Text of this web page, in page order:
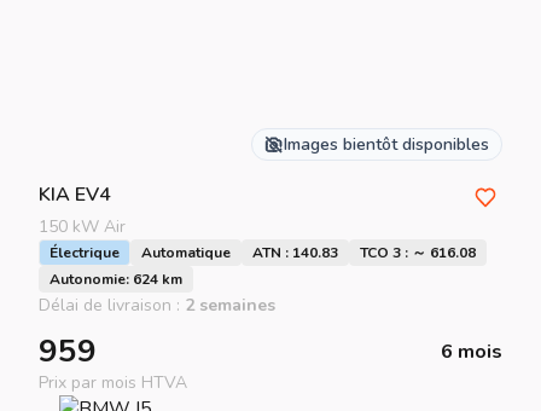
Images bientôt disponibles
KIA EV4
150 kW Air
Électrique Automatique ATN : 140.83
TCO 3 : ～ 616.08
Autonomie: 624 km
Délai de livraison : 2 semaines
959 6 mois
Prix par mois HTVA